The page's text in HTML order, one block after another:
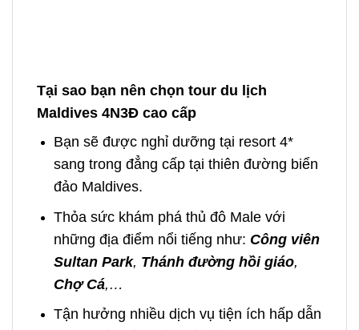
Tại sao bạn nên chọn tour du lịch
Maldives 4N3Đ cao cấp
Bạn sẽ được nghỉ dưỡng tại resort 4*
sang trong đẳng cấp tại thiên đường biển
đảo Maldives.
Thỏa sức khám phá thủ đô Male với
những địa điểm nổi tiếng như: Công viên
Sultan Park, Thánh đường hồi giáo,
Chợ Cá,…
Tận hưởng nhiều dịch vụ tiện ích hấp dẫn